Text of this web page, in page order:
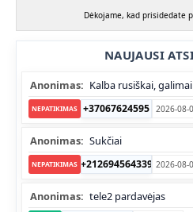
Dėkojame, kad prisidedate
NAUJAUSI
Anonimas: Kalba rusiškai,
NEPATIKIMAS +37067624595 2026-08-
Anonimas: Sukčiai
NEPATIKIMAS +212694564339 2026-08-
Anonimas: tele2 pardavėjas